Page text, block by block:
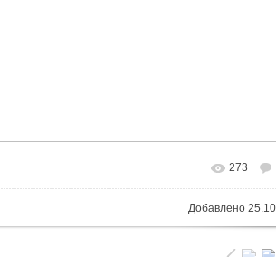
273
Добавлено